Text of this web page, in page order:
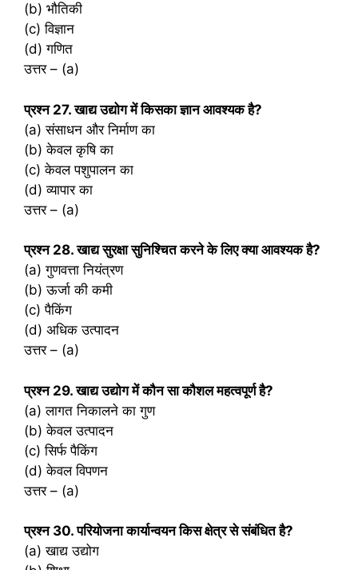
(b) भौतिकी
(c) विज्ञान
(d) गणित
उत्तर – (a)
प्रश्‍न 27. खाद्य उद्योग में किसका ज्ञान आवश्यक है?
(a) संसाधन और निर्माण का
(b) केवल कृषि का
(c) केवल पशुपालन का
(d) व्यापार का
उत्तर – (a)
प्रश्‍न 28. खाद्य सुरक्षा सुनिश्चित करने के लिए क्या आवश्यक है?
(a) गुणवत्ता नियंत्रण
(b) ऊर्जा की कमी
(c) पैकिंग
(d) अधिक उत्पादन
उत्तर – (a)
प्रश्‍न 29. खाद्य उद्योग में कौन सा कौशल महत्वपूर्ण है?
(a) लागत निकालने का गुण
(b) केवल उत्पादन
(c) सिर्फ पैकिंग
(d) केवल विपणन
उत्तर – (a)
प्रश्‍न 30. परियोजना कार्यान्वयन किस क्षेत्र से संबंधित है?
(a) खाद्य उद्योग